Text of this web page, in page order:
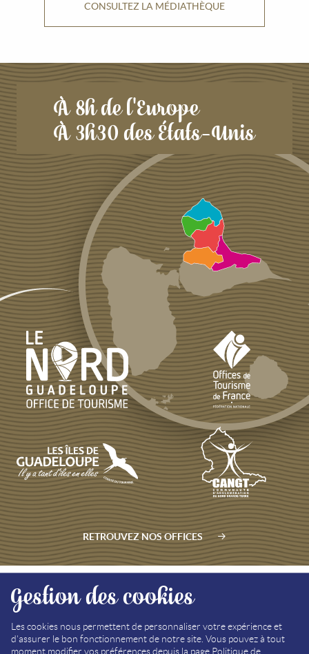
CONSULTEZ LA MÉDIATHÈQUE
À 8h de l'Europe
À 3h30 des États-Unis
RETROUVEZ NOS OFFICES
PLAN DU SITE
MÉDIATHÈQUE
MENTIONS LÉGALES
Gestion des cookies
Les cookies nous permettent de personnaliser votre expérience et
d'assurer le bon fonctionnement de notre site. Vous pouvez à tout
moment modifier vos préférences depuis la page Politique de